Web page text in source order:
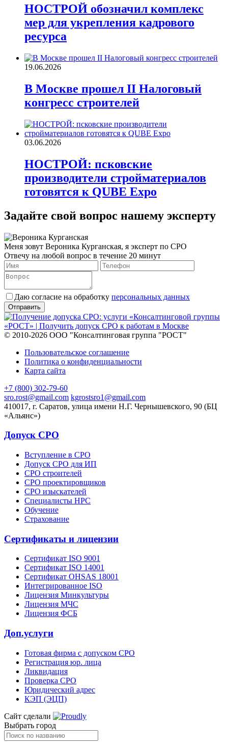
НОСТРОЙ обозначил комплекс
мер для укрепления кадрового
ресурса
19.06.2026
В Москве прошел II Налоговый
конгресс строителей
03.06.2026
НОСТРОЙ: псковские
производители стройматериалов
готовятся к QUBE Expo
Задайте свой вопрос нашему эксперту
Меня зовут Вероника Курганская, я эксперт по СРО
Отвечу на любой вопрос в течение 20 минут
Даю согласие на обработку персональных данных
© 2010-2026 ООО "Консалтинговая группа "РОСТ"
Пользовательское соглашение
Политика о конфиденциальности
Карта сайта
+7 (800) 302-79-60
sro.rost@gmail.com kgrostsro1@gmail.com
410017, г. Саратов, улица имени Н.Г. Чернышевского, 90 (БЦ
«Альянс»)
Допуск СРО
Вступление в СРО
Допуск СРО для ИП
СРО строителей
СРО проектировщиков
СРО изыскателей
Специалисты НРС
Обучение
Страхование
Сертификаты и лицензии
Сертификат ISO 9001
Сертификат ISO 14001
Сертификат OHSAS 18001
Интегрированное ISO
Лицензия Минкультуры
Лицензия МЧС
Лицензия ФСБ
Доп.услуги
Готовая фирма с допуском СРО
Регистрация юр. лица
Ликвидация
Проверка СРО
Юридический адрес
КЭП (ЭЦП)
Сайт сделали
Выбрать город